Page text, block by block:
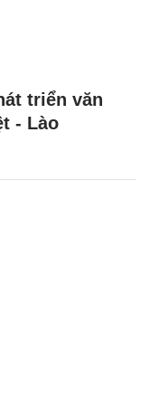
triển văn
- Lào